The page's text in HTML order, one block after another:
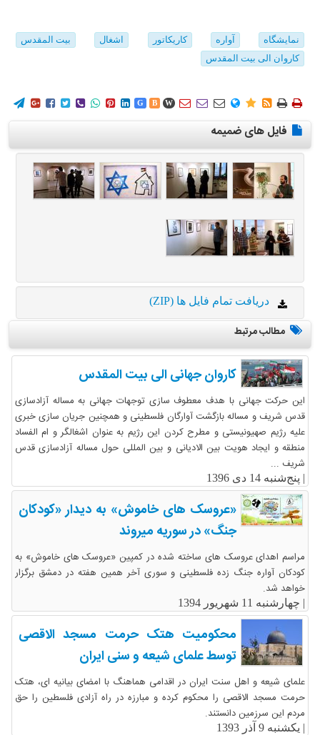
نمایشگاه آواره کاریکاتور اشغال
بیت المقدس
کاروان الی بیت المقدس
        G B W        
فایل های ضمیمه
دریافت تمام فایل ها (ZIP)
مطالب مرتبط
کاروان جهانی الی بیت المقدس
این حرکت جهانی با هدف معطوف سازی توجهات جهانی به مساله آزادسازی
قدس شریف و مساله بازگشت آوارگان فلسطینی و همچنین جریان سازی خبری
علیه رژیم صهیونیستی و مطرح کردن این رژیم به عنوان اشغالگر و ام الفساد
منطقه و ایجاد هویت بین الادیانی و بین المللی حول مساله آزادسازی قدس
شریف ...
پنج‌شنبه 14 دی 1396
«عروسک های خاموش» به دیدار «کودکان
جنگ» در سوریه میروند
مراسم اهدای عروسک های ساخته شده در کمپین «عروسک های خاموش» به
کودکان آواره جنگ زده فلسطینی و سوری آخر همین هفته در دمشق برگزار
خواهد شد.
چهارشنبه 11 شهریور 1394
محکومیت هتک حرمت مسجد الاقصی
توسط علمای شیعه و سنی ایران
علمای شیعه و اهل سنت ایران در اقدامی هماهنگ با امضای بیانیه ای، هتک
حرمت مسجد الاقصی را محکوم کرده و مبارزه در راه آزادی فلسطین را حق
مردم این سرزمین دانستند.
یکشنبه 9 آذر 1393